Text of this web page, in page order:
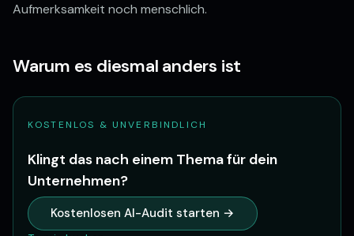
Aufmerksamkeit noch menschlich.
Warum es diesmal anders ist
KOSTENLOS & UNVERBINDLICH
Klingt das nach einem Thema für dein
Unternehmen?
Kostenlosen AI-Audit starten →